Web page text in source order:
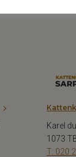
Karel
1073
T: 020